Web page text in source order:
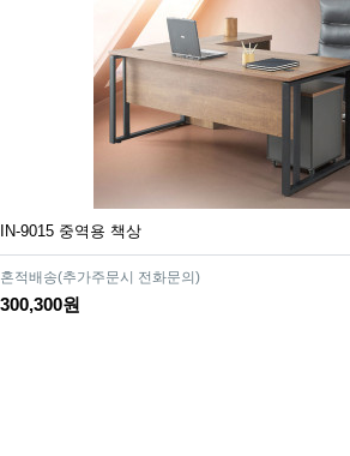
IN-9015 중역용 책상
혼적배송(추가주문시 전화문의)
300,300원